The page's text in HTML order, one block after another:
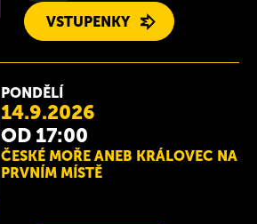
VSTUPENKY
PONDĚLÍ
14.9.2026
OD 17:00
ČESKÉ MOŘE ANEB KRÁLOVEC NA
PRVNÍM MÍSTĚ